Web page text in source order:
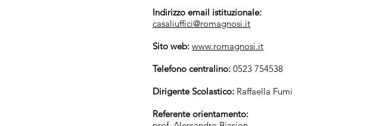
Indirizzo email istituzionale:
casaliuffici@romagnosi.it
Sito web: www.romagnosi.it
Telefono centralino: 0523 754538
Dirigente Scolastico: Raffaella Fumi
Referente orientamento: